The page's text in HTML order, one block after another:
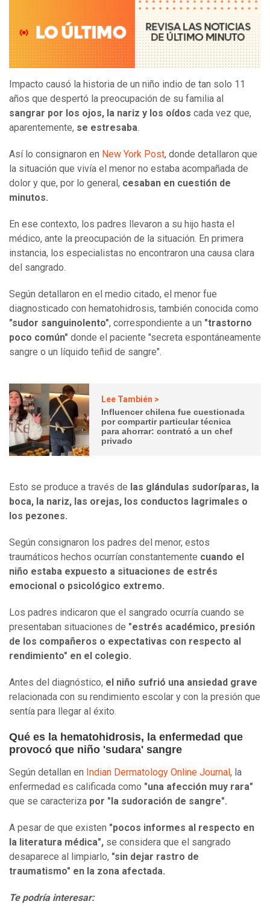
Impacto causó la historia de un niño indio de tan solo 11
años que despertó la preocupación de su familia al
sangrar por los ojos, la nariz y los oídos cada vez que,
aparentemente, se estresaba.
Así lo consignaron en New York Post, donde detallaron que
la situación que vivía el menor no estaba acompañada de
dolor y que, por lo general, cesaban en cuestión de
minutos.
En ese contexto, los padres llevaron a su hijo hasta el
médico, ante la preocupación de la situación. En primera
instancia, los especialistas no encontraron una causa clara
del sangrado.
Según detallaron en el medio citado, el menor fue
diagnosticado con hematohidrosis, también conocida como
"sudor sanguinolento", correspondiente a un "trastorno
poco común" donde el paciente "secreta espontáneamente
sangre o un líquido teñid de sangre".
Lee También >
Influencer chilena fue cuestionada
por compartir particular técnica
para ahorrar: contrató a un chef
privado
Esto se produce a través de las glándulas sudoríparas, la
boca, la nariz, las orejas, los conductos lagrimales o
los pezones.
Según consignaron los padres del menor, estos
traumáticos hechos ocurrían constantemente cuando el
niño estaba expuesto a situaciones de estrés
emocional o psicológico extremo.
Los padres indicaron que el sangrado ocurría cuando se
presentaban situaciones de "estrés académico, presión
de los compañeros o expectativas con respecto al
rendimiento" en el colegio.
Antes del diagnóstico, el niño sufrió una ansiedad grave
relacionada con su rendimiento escolar y con la presión que
sentía para llegar al éxito.
Qué es la hematohidrosis, la enfermedad que
provocó que niño 'sudara' sangre
Según detallan en Indian Dermatology Online Journal , la
enfermedad es calificada como "una afección muy rara"
que se caracteriza por "la sudoración de sangre".
A pesar de que existen "pocos informes al respecto en
la literatura médica", se considera que el sangrado
desaparece al limpiarlo, "sin dejar rastro de
traumatismo" en la zona afectada.
Te podría interesar: